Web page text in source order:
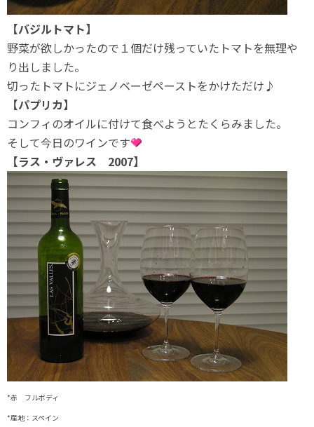
【バジルトマト】
野菜が欲しかったので１個だけ残っていたトマトを無理や
り出しました。
切ったトマトにジェノベーゼペーストをかけただけ♪
【パプリカ】
コンフィのオイルに付けて食べようとたくらみました。
そして今日のワインです
【ラス・ヴァレス 2007】
*赤 フルボディ
*産地：スペイン